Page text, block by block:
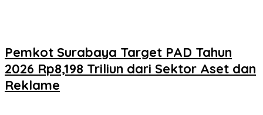
Pemkot Surabaya Target PAD Tahun
2026 Rp8,198 Triliun dari Sektor Aset dan
Reklame